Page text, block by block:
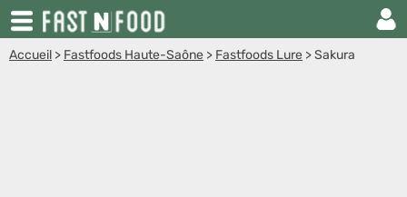
Accueil > Fastfoods Haute-Saône > Fastfoods Lure >Sakura